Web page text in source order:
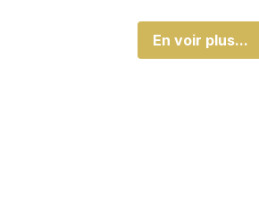
En voir plus...